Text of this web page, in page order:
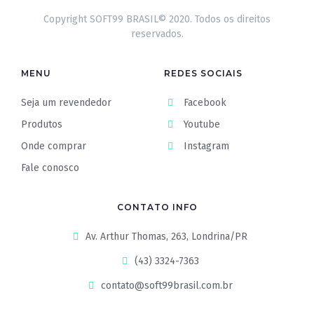
Copyright SOFT99 BRASIL© 2020. Todos os direitos
reservados.
MENU
Seja um revendedor
Produtos
Onde comprar
Fale conosco
REDES SOCIAIS
Facebook
Youtube
Instagram
CONTATO INFO
Av. Arthur Thomas, 263, Londrina/PR
(43) 3324-7363
contato@soft99brasil.com.br